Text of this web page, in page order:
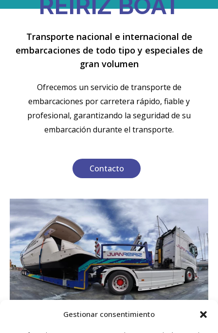
Gestionar consentimiento
REIRIZ BOAT
Transporte nacional e internacional de
embarcaciones de todo tipo y especiales de
gran volumen
Ofrecemos un servicio de transporte de
embarcaciones por carretera rápido, fiable y
profesional, garantizando la seguridad de su
embarcación durante el transporte.
Contacto